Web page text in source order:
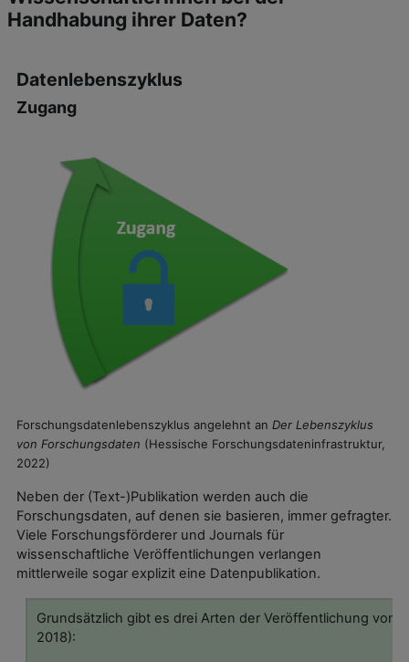
Handhabung ihrer Daten?
Datenlebenszyklus
Zugang
Forschungsdatenlebenszyklus angelehnt an Der Lebenszyklus
von Forschungsdaten (Hessische Forschungsdateninfrastruktur,
2022)
Neben der (Text-)Publikation werden auch die
Forschungsdaten, auf denen sie basieren, immer gefragter.
Viele Forschungsförderer und Journals für
wissenschaftliche Veröffentlichungen verlangen
mittlerweile sogar explizit eine Datenpublikation.
Grundsätzlich gibt es drei Arten der Veröffentlichung von
2018):